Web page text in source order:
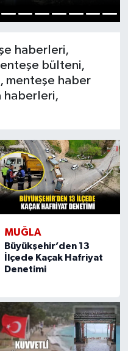
haberleri,
bülteni,
menteşe haber
haberleri,
MUĞLA
Büyükşehir’den 13
İlçede Kaçak Hafriyat
Denetimi